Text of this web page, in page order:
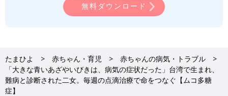
無料ダウンロード
たまひよ 赤ちゃん・育児
赤ちゃんの病気・トラブル
「大きな青いあざやいびきは、病気の症状だった」台湾で生まれ、
難病と診断された二女。毎週の点滴治療で命をつなぐ【ムコ多糖
症】